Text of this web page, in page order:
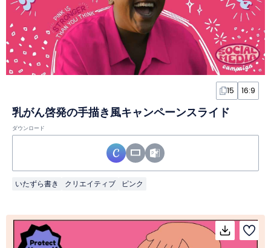
15 16:9
乳がん啓発の手描き風キャンペーンスライド
ダウンロード
いたずら書き クリエイティブ ピンク